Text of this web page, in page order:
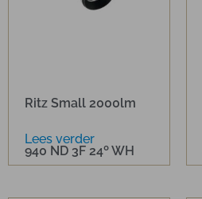
Ritz Small 2000lm
940 ND 3F 24º WH
Lees verder